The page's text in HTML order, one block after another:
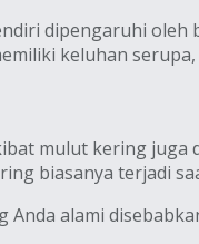
dipengaruhi
keluhan
mulut kering
biasanya terjadi
alami